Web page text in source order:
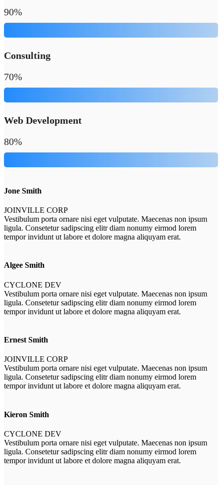
90%
Consulting
70%
Web Development
80%
Jone Smith
JOINVILLE CORP
Vestibulum porta ornare nisi eget vulputate. Maecenas non ipsum
ligula. Consetetur sadipscing elitr diam nonumy eirmod lorem
tempor invidunt ut labore et dolore magna aliquyam erat.
Algee Smith
CYCLONE DEV
Vestibulum porta ornare nisi eget vulputate. Maecenas non ipsum
ligula. Consetetur sadipscing elitr diam nonumy eirmod lorem
tempor invidunt ut labore et dolore magna aliquyam erat.
Ernest Smith
JOINVILLE CORP
Vestibulum porta ornare nisi eget vulputate. Maecenas non ipsum
ligula. Consetetur sadipscing elitr diam nonumy eirmod lorem
tempor invidunt ut labore et dolore magna aliquyam erat.
Kieron Smith
CYCLONE DEV
Vestibulum porta ornare nisi eget vulputate. Maecenas non ipsum
ligula. Consetetur sadipscing elitr diam nonumy eirmod lorem
tempor invidunt ut labore et dolore magna aliquyam erat.